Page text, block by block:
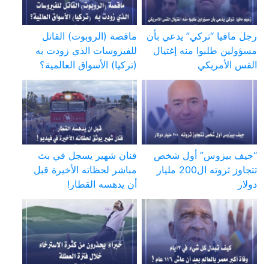
رجل مافيا “تركي” يدعي بأن
مسؤولين طلبوا منه إغتيال
القس الأمريكي
ماقصة (الروبوت) القاتل
للفيروسات الذي زودت به
(تركيا) الأسواق العالمية؟
“جيف بيزوس” أول شخص
تتجاوز ثروته ال200 مليار
دولار
فنان شهير يسجل في بث
مباشر لحظاته الأخيرة قبل
أن يدهسه القطار!